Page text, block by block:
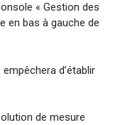
« Gestion des
en bas à gauche de
d’établir
de mesure